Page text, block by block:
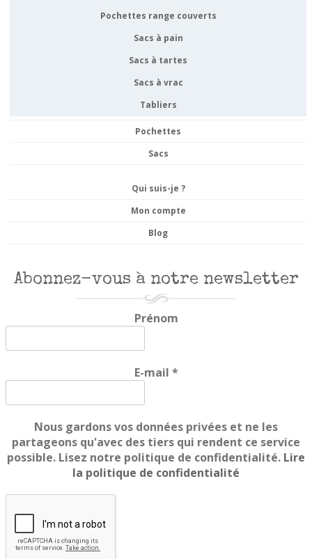
Pochettes range couverts
Sacs à pain
Sacs à tartes
Sacs à vrac
Tabliers
Pochettes
Sacs
Qui suis-je ?
Mon compte
Blog
Abonnez-vous à notre newsletter
Prénom
E-mail *
Nous gardons vos données privées et ne les
partageons qu'avec des tiers qui rendent ce service
possible. Lisez notre politique de confidentialité. Lire
la politique de confidentialité